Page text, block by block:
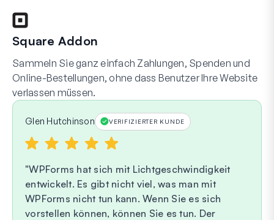
Square Addon
Sammeln Sie ganz einfach Zahlungen, Spenden und
Online-Bestellungen, ohne dass Benutzer Ihre Website
verlassen müssen.
Glen Hutchinson VERIFIZIERTER KUNDE
WPForms hat sich mit Lichtgeschwindigkeit
entwickelt. Es gibt nicht viel, was man mit
WPForms nicht tun kann. Wenn Sie es sich
vorstellen können, können Sie es tun. Der